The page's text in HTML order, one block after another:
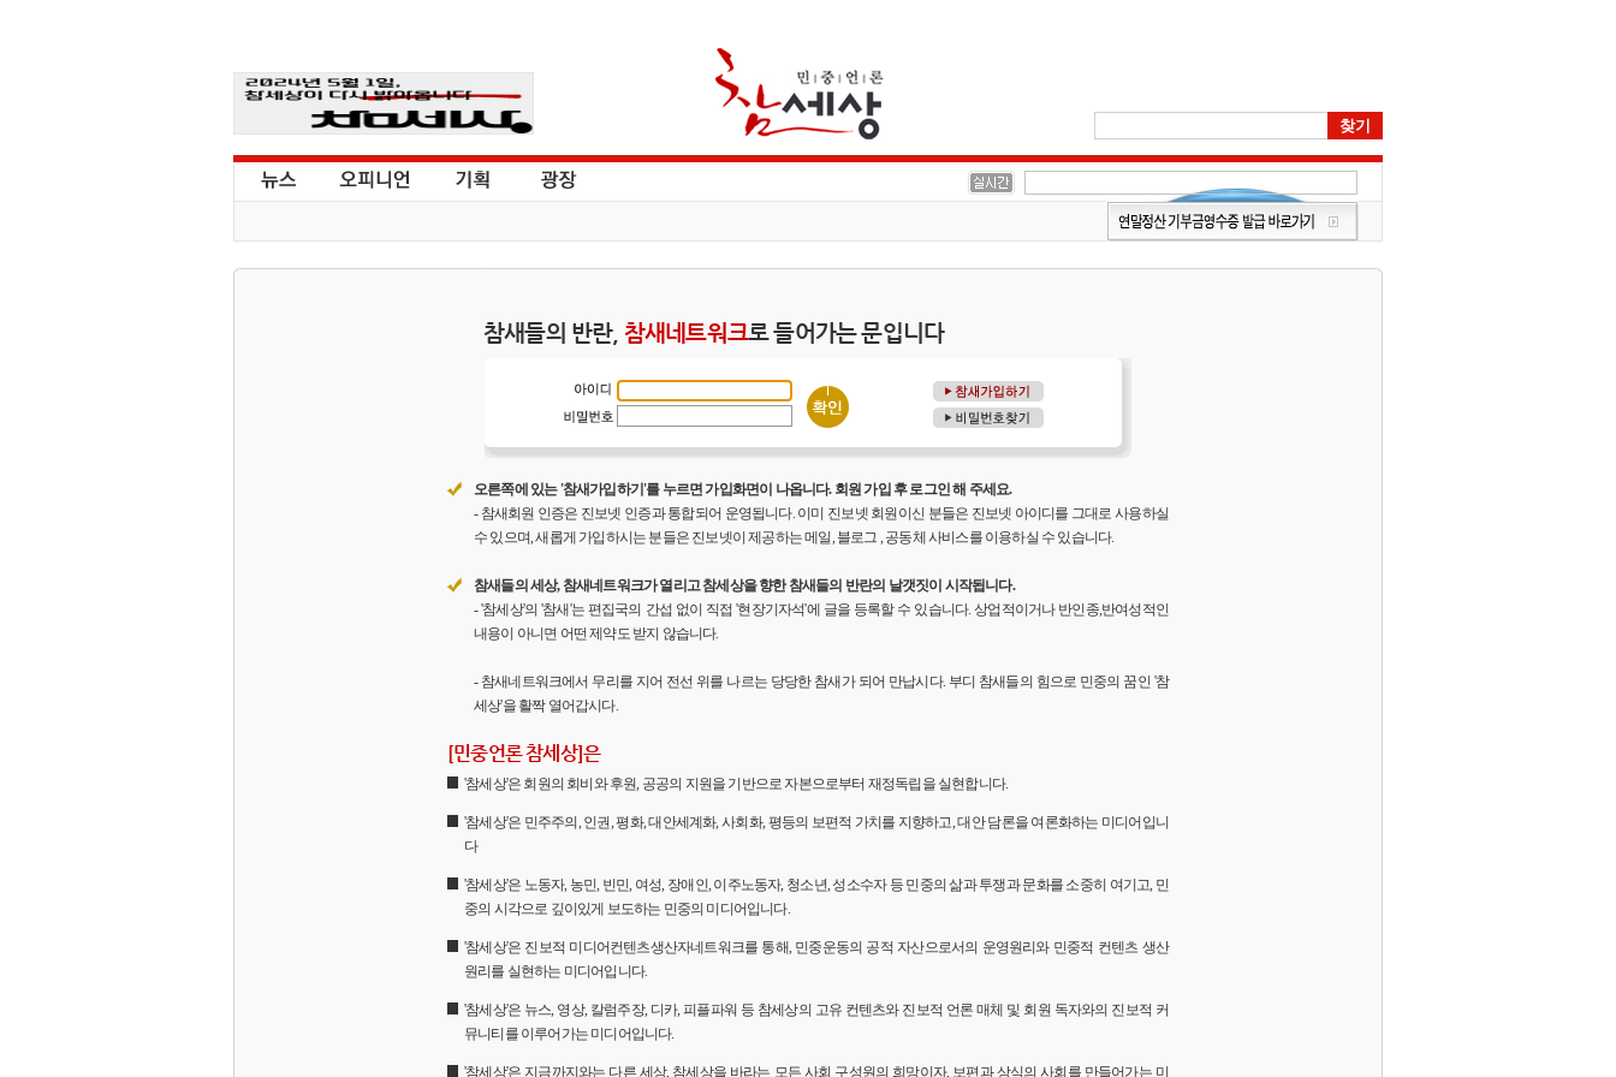
참새들의 반란, 참새네트워크로 들어가는 문입니다
오른쪽에 있는 '참새가입하기'를 누르면 가입화면이 나옵니다. 회원 가입 후 로그인 해 주세요.
- 참새회원 인증은 진보넷 인증과 통합되어 운영됩니다. 이미 진보넷 회원이신 분들은 진보넷 아이디를 그대로 사용하실
수 있으며, 새롭게 가입하시는 분들은 진보넷이 제공하는 메일, 블로그 , 공동체 사비스를 이용하실 수 있습니다.
참새들의 세상, 참새네트워크가 열리고 참세상을 향한 참새들의 반란의 날갯짓이 시작됩니다.
- '참세상'의 '참새'는 편집국의 간섭 없이 직접 '현장기자석'에 글을 등록할 수 있습니다. 상업적이거나 반인종,반여성적인
내용이 아니면 어떤 제약도 받지 않습니다.
- 참새네트워크에서 무리를 지어 전선 위를 나르는 당당한 참새가 되어 만납시다. 부디 참새들의 힘으로 민중의 꿈인 '참
세상'을 활짝 열어갑시다.
[민중언론 참세상]은
'참세상'은 회원의 회비와 후원, 공공의 지원을 기반으로 자본으로부터 재정독립을 실현합니다.
'참세상'은 민주주의, 인권, 평화, 대안세계화, 사회화, 평등의 보편적 가치를 지향하고, 대안 담론을 여론화하는 미디어입니
다
'참세상'은 노동자, 농민, 빈민, 여성, 장애인, 이주노동자, 청소년, 성소수자 등 민중의 삶과 투쟁과 문화를 소중히 여기고, 민
중의 시각으로 깊이있게 보도하는 민중의 미디어입니다.
'참세상'은 진보적 미디어컨텐츠생산자네트워크를 통해, 민중운동의 공적 자산으로서의 운영원리와 민중적 컨텐츠 생산
원리를 실현하는 미디어입니다.
'참세상'은 뉴스, 영상, 칼럼주장, 디카, 피플파워 등 참세상의 고유 컨텐츠와 진보적 언론 매체 및 회원 독자와의 진보적 커
뮤니티를 이루어가는 미디어입니다.
'참세상'은 지금까지와는 다른 세상, 참세상을 바라는 모든 사회 구성원의 희망이자, 보편과 상식의 사회를 만들어가는 미